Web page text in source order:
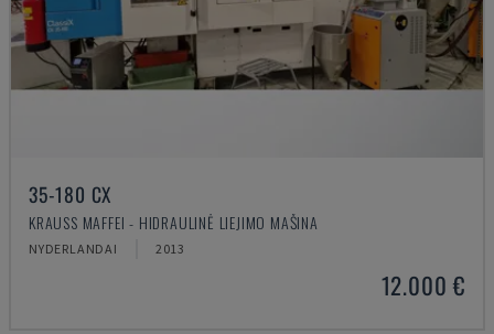
35-180 CX
KRAUSS MAFFEI - HIDRAULINĖ LIEJIMO MAŠINA
NYDERLANDAI 2013
12.000 €